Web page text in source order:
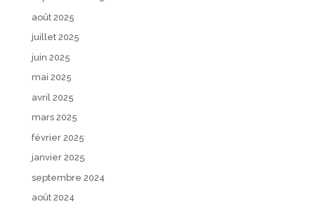
août 2025
juillet 2025
juin 2025
mai 2025
avril 2025
mars 2025
février 2025
janvier 2025
septembre 2024
août 2024